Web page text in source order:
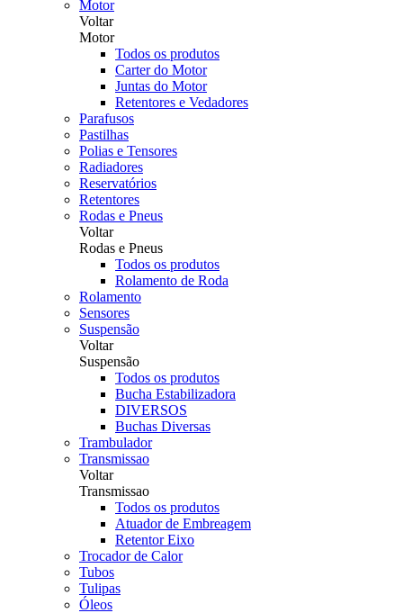
Motor
Voltar
Motor
Todos os produtos
Carter do Motor
Juntas do Motor
Retentores e Vedadores
Parafusos
Pastilhas
Polias e Tensores
Radiadores
Reservatórios
Retentores
Rodas e Pneus
Voltar
Rodas e Pneus
Todos os produtos
Rolamento de Roda
Rolamento
Sensores
Suspensão
Voltar
Suspensão
Todos os produtos
Bucha Estabilizadora
DIVERSOS
Buchas Diversas
Trambulador
Transmissao
Voltar
Transmissao
Todos os produtos
Atuador de Embreagem
Retentor Eixo
Trocador de Calor
Tubos
Tulipas
Óleos